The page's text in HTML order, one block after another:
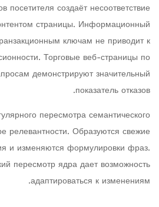
посетителя создаёт несоответствие
страницы. Информационный
ключам не приводит к
Торговые веб-страницы по
демонстрируют значительный
показатель отказов.
пересмотра семантического
релевантности. Образуются свежие
и изменяются формулировки фраз.
пересмотр ядра дает возможность
адаптироваться к изменениям.